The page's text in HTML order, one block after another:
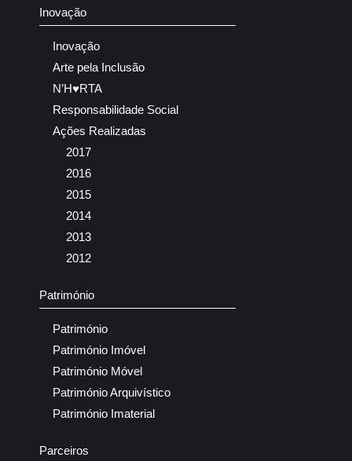
Inovação
Inovação
Arte pela Inclusão
N’H♥RTA
Responsabilidade Social
Ações Realizadas
2017
2016
2015
2014
2013
2012
Património
Património
Património Imóvel
Património Móvel
Património Arquivístico
Património Imaterial
Parceiros